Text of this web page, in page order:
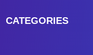
CATEGORIES